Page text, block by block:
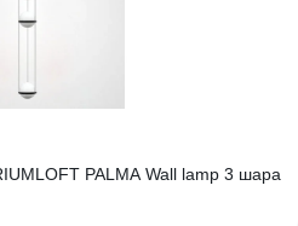
PALMA Wall lamp 3 шара